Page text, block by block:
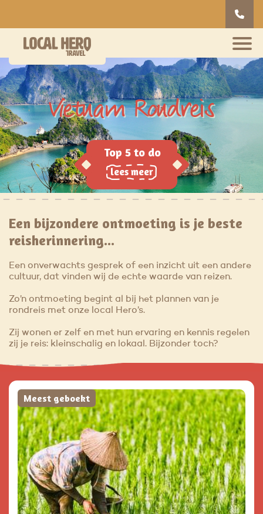
Vietnam Rondreis
lees meer
Een bijzondere ontmoeting is je beste
reisherinnering...
Een onverwachts gesprek of een inzicht uit een andere
cultuur, dat vinden wij de echte waarde van reizen.
Zo’n ontmoeting begint al bij het plannen van je
rondreis met onze local Hero’s.
Zij wonen er zelf en met hun ervaring en kennis regelen
zij je reis: kleinschalig en lokaal. Bijzonder toch?
Meest geboekt